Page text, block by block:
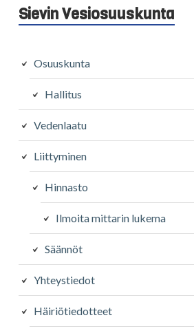
Sievin Vesiosuuskunta
Osuuskunta
Hallitus
Vedenlaatu
Liittyminen
Hinnasto
Ilmoita mittarin lukema
Säännöt
Yhteystiedot
Häiriötiedotteet